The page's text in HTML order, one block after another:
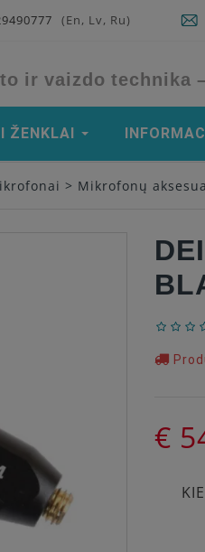
(En, Lv, Ru)
ir vaizdo technika
ŽENKLAI
> Mikrofonų
€